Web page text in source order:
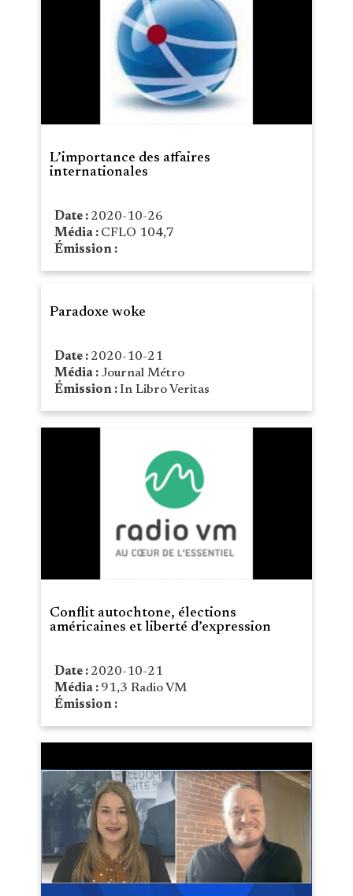
L’importance des affaires
internationales
Date : 2020-10-26
Média : CFLO 104,7
Émission :
Paradoxe woke
Date : 2020-10-21
Média : Journal Métro
Émission :In Libro Veritas
Conflit autochtone, élections
américaines et liberté d’expression
Date : 2020-10-21
Média : 91,3 Radio VM
Émission :